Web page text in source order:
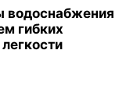
водоснабжения
гибких